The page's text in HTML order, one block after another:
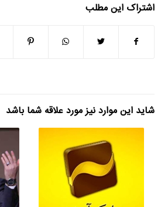
اشتراک این مطلب
شاید این موارد نیز مورد علاقه شما باشد